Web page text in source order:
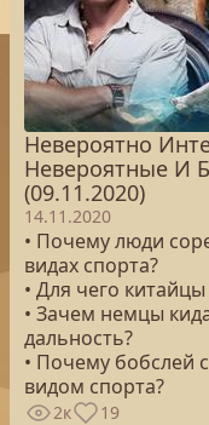
Невероятно
Невероятные И
(09.11.2020)
14.11.2020
• Почему люди
видах спорта?
• Для чего
• Зачем немцы
дальность?
• Почему бобслей
видом спорта?
2к 19